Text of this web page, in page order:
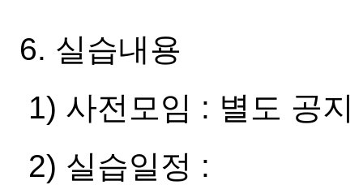
6. 실습내용
1) 사전모임 : 별도 공지
2) 실습일정 :